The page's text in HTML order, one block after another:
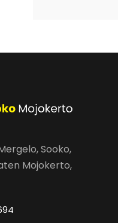
Sooko,
Mojokerto,